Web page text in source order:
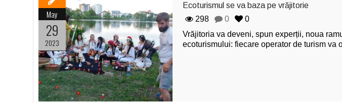
May
29
2023
Ecoturismul se va baza pe vrăjitorie
298
0
0
Vrăjitoria va deveni, spun experții, noua
ecoturismului: fiecare operator de turism va